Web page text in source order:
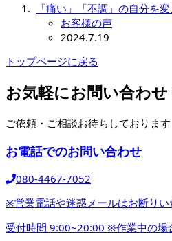
「痛い」「不調」の自分を
お客様の声
2024.7.19
トップページに戻る
お気軽にお問い合わせ
ご依頼・ご相談お待ちしております
お電話でのお問い合わせ
080-4467-7052
※営業電話や迷惑メールはお断りい
受付時間 9:00~20:00 ※作業中の場